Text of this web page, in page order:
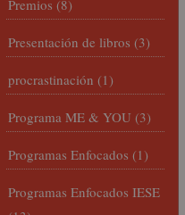
Premios (8)
Presentación de libros (3)
procrastinación (1)
Programa ME & YOU (3)
Programas Enfocados (1)
Programas Enfocados IESE